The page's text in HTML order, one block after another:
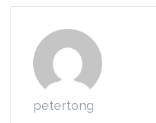
petertong